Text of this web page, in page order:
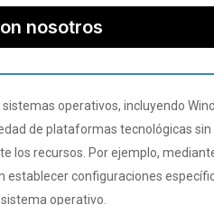
nosotros
operativos, incluyendo
de plataformas tecnológicas sin
los recursos. Por ejemplo,
establecer configuraciones
operativo.